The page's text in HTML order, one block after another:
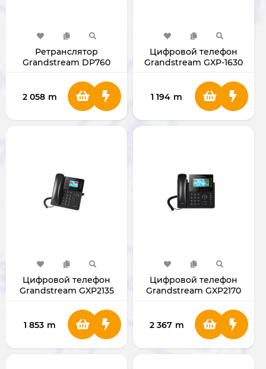
Ретранслятор
Grandstream DP760
2 058 m
Цифровой телефон
Grandstream GXP-1630
1 194 m
Цифровой телефон
Grandstream GXP2135
1 853 m
Цифровой телефон
Grandstream GXP2170
2 367 m